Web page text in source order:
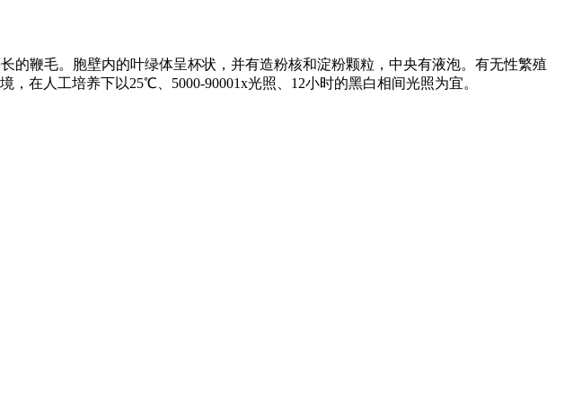
的鞭毛。胞壁内的叶绿体呈杯状，并有造粉核和淀粉颗粒，中央有液泡。有无性繁殖
在人工培养下以25℃、5000-90001x光照、12小时的黑白相间光照为宜。